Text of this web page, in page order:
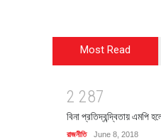
Most Read
2 287
বিনা প্রতিদ্বন্দ্বিতায় এমপি
রাজনীতি June 8, 2018